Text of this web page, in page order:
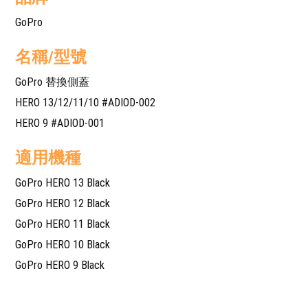
GoPro
名稱/型號
GoPro 替換側蓋
HERO 13/12/11/10 #ADIOD-002
HERO 9 #ADIOD-001
適用機種
GoPro HERO 13 Black
GoPro HERO 12 Black
GoPro HERO 11 Black
GoPro HERO 10 Black
GoPro HERO 9 Black